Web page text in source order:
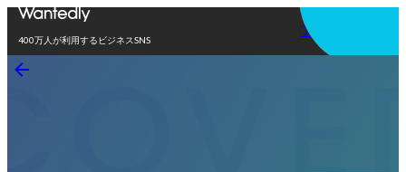
400万人が利用するビジネスSNS
アプリを使う